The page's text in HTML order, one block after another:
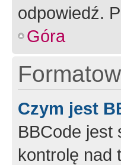
odpowiedź.
Góra
Czym jest
BBCode jest
kontrolę nad